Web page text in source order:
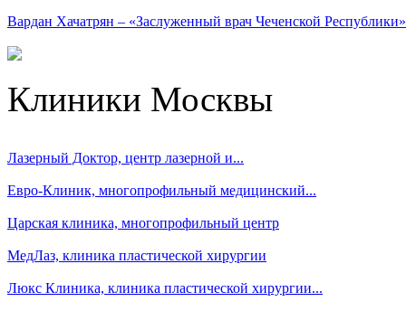
Вардан Хачатрян – «Заслуженный врач Чеченской Республики»
Клиники Москвы
Лазерный Доктор, центр лазерной и...
Евро-Клиник, многопрофильный медицинский...
Царская клиника, многопрофильный центр
МедЛаз, клиника пластической хирургии
Люкс Клиника, клиника пластической хирургии...